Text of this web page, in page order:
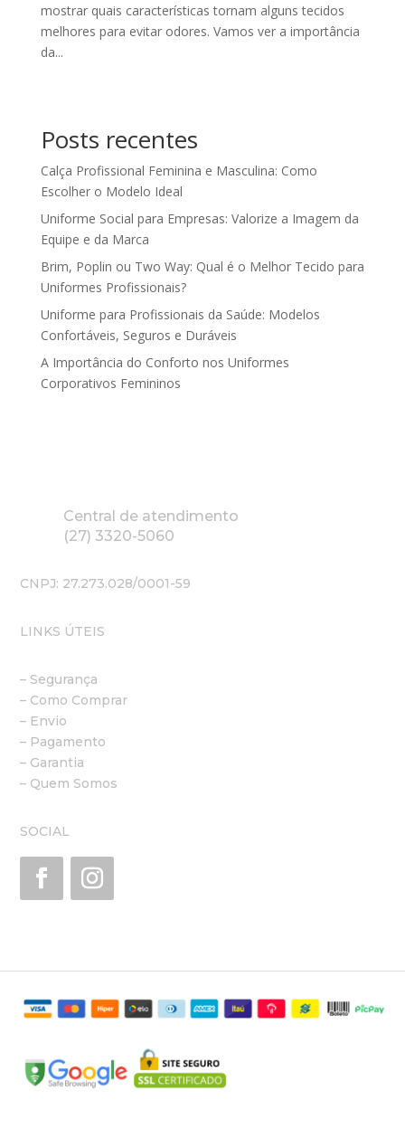
mostrar quais características tornam alguns tecidos
melhores para evitar odores. Vamos ver a importância
da...
Posts recentes
Calça Profissional Feminina e Masculina: Como
Escolher o Modelo Ideal
Uniforme Social para Empresas: Valorize a Imagem da
Equipe e da Marca
Brim, Poplin ou Two Way: Qual é o Melhor Tecido para
Uniformes Profissionais?
Uniforme para Profissionais da Saúde: Modelos
Confortáveis, Seguros e Duráveis
A Importância do Conforto nos Uniformes
Corporativos Femininos
Central de atendimento
(27) 3320-5060
CNPJ: 27.273.028/0001-59
LINKS ÚTEIS
– Segurança
– Como Comprar
– Envio
– Pagamento
– Garantia
– Quem Somos
SOCIAL